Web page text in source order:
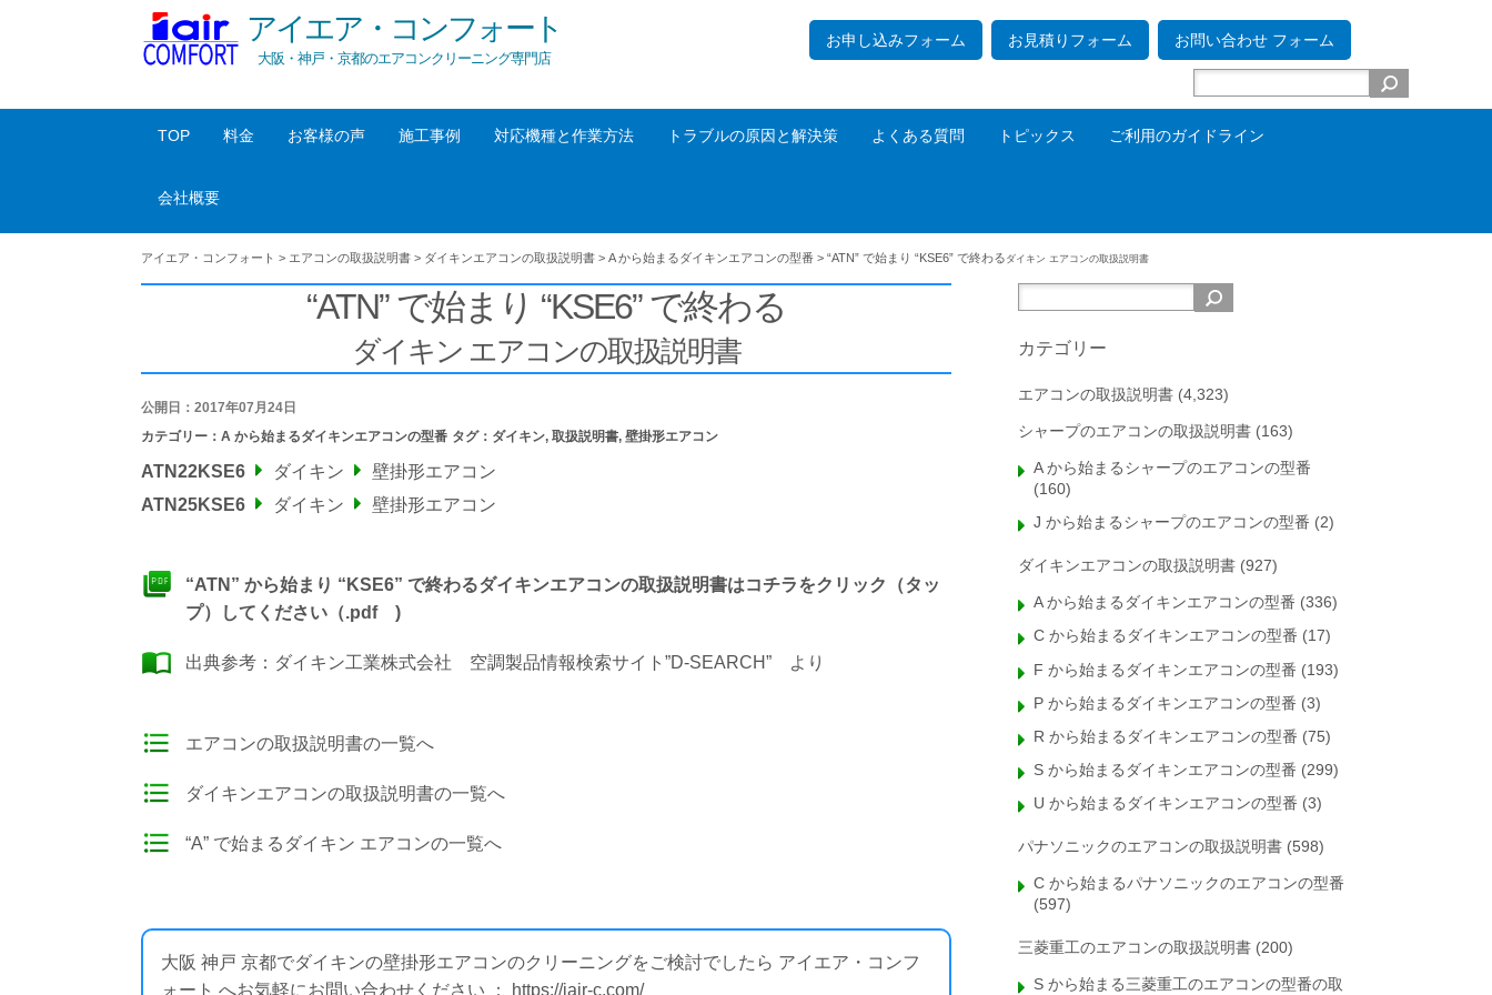
アイエア・コンフォート
大阪・神戸・京都のエアコンクリーニング専門店
お申し込みフォーム お見積りフォーム お問い合わせ フォーム
TOP 料金 お客様の声 施工事例 対応機種と作業方法 トラブルの原因と解決策 よくある質問 トピックス ご利用のガイドライン
会社概要
アイエア・コンフォート > エアコンの取扱説明書 > ダイキンエアコンの取扱説明書 > A から始まるダイキンエアコンの型番 > “ATN” で始まり “KSE6” で終わる ダイキン エアコンの取扱説明書
“ATN” で始まり “KSE6” で終わる
ダイキン エアコンの取扱説明書
公開日：2017年07月24日
カテゴリー： A から始まるダイキンエアコンの型番 タグ： ダイキン, 取扱説明書, 壁掛形エアコン
ATN22KSE6 ダイキン
壁掛形エアコン
ATN25KSE6
ダイキン 壁掛形エアコン
“ATN” から始まり “KSE6” で終わるダイキンエアコンの取扱説明書はコチラをクリック（タッ
プ）してください（.pdf )
出典参考： ダイキン工業株式会社 空調製品情報検索サイト”D-SEARCH” より
エアコンの取扱説明書の一覧へ
ダイキンエアコンの取扱説明書の一覧へ
“A” で始まるダイキン エアコンの一覧へ
大阪 神戸 京都でダイキンの壁掛形エアコンのクリーニングをご検討でしたら アイエア・コンフ
ォート へお気軽にお問い合わせください ： https://iair-c.com/
カテゴリー
エアコンの取扱説明書 (4,323)
シャープのエアコンの取扱説明書 (163)
A から始まるシャープのエアコンの型番
(160)
J から始まるシャープのエアコンの型番 (2)
ダイキンエアコンの取扱説明書 (927)
A から始まるダイキンエアコンの型番 (336)
C から始まるダイキンエアコンの型番 (17)
F から始まるダイキンエアコンの型番 (193)
P から始まるダイキンエアコンの型番 (3)
R から始まるダイキンエアコンの型番 (75)
S から始まるダイキンエアコンの型番 (299)
U から始まるダイキンエアコンの型番 (3)
パナソニックのエアコンの取扱説明書 (598)
C から始まるパナソニックのエアコンの型番
(597)
三菱重工のエアコンの取扱説明書 (200)
S から始まる三菱重工のエアコンの型番の取